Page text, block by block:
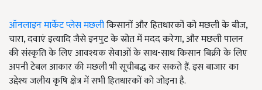
ऑनलाइन मार्केट प्लेस मछलीकिसानों और हितधारकों को मछली के बीज,
चारा, दवाएं इत्यादि जैसे इनपुट के स्रोत में मदद करेगा, और मछली पालन
की संस्कृति के लिए आवश्यक सेवाओं के साथ-साथ किसान बिक्री के लिए
अपनी टेबल आकार की मछली भी सूचीबद्ध कर सकते हैं. इस बाजार का
उद्देश्य जलीय कृषि क्षेत्र में सभी हितधारकों को जोड़ना है.